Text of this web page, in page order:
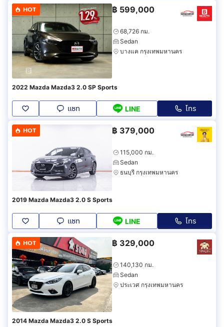
HOT ฿ 599,000
68,726 กม.
Sedan
บางแค กรุงเทพมหานคร
2022 Mazda Mazda3 2.0 SP Sports
แชท LINE โทร
HOT ฿ 379,000
115,000 กม.
Sedan
ธนบุรี กรุงเทพมหานคร
2019 Mazda Mazda3 2.0 S Sports
แชท LINE โทร
HOT ฿ 329,000
140,130 กม.
Sedan
ประเวศ กรุงเทพมหานคร
2014 Mazda Mazda3 2.0 S Sports